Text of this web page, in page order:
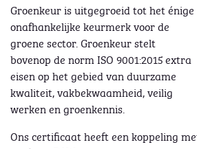
Groenkeur is uitgegroeid tot het énige
onafhankelijke keurmerk voor de
groene sector. Groenkeur stelt
bovenop de norm ISO 9001:2015 extra
eisen op het gebied van duurzame
kwaliteit, vakbekwaamheid, veilig
werken en groenkennis.
Ons certificaat heeft een koppeling